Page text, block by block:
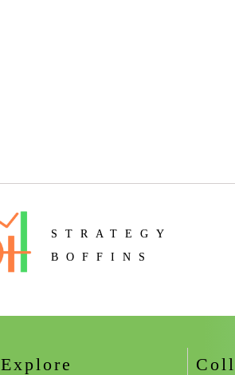
STRATEGY
BOFFINS
Explore